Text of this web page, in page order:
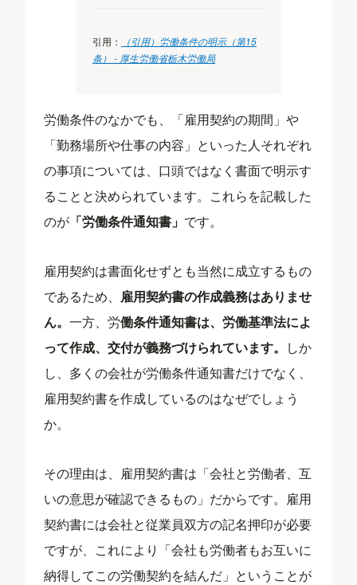
引用：
（引用）労働条件の明示（第15
条） - 厚生労働省栃木労働局
労働条件のなかでも、「雇用契約の期間」や
「勤務場所や仕事の内容」といった人それぞれ
の事項については、口頭ではなく書面で明示す
ることと決められています。これらを記載した
のが 「労働条件通知書」 です。
雇用契約は書面化せずとも当然に成立するもの
であるため、 雇用契約書の作成義務はありませ
ん。一方、労働条件通知書は、労働基準法によ
って作成、交付が義務づけられています。 しか
し、多くの会社が労働条件通知書だけでなく、
雇用契約書を作成しているのはなぜでしょう
か。
その理由は、雇用契約書は「会社と労働者、互
いの意思が確認できるもの」だからです。雇用
契約書には会社と従業員双方の記名押印が必要
ですが、これにより「会社も労働者もお互いに
納得してこの労働契約を結んだ」ということが